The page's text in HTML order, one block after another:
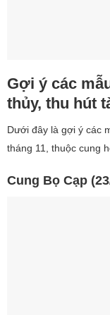
Gợi ý các
thủy, thu hút
Dưới đây là gợi ý các
tháng 11, thuộc cung
Cung Bọ Cạp